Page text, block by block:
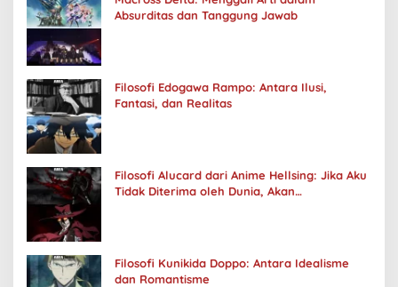
Absurditas dan Tanggung Jawab
Filosofi Edogawa Rampo: Antara Ilusi,
Fantasi, dan Realitas
Filosofi Alucard dari Anime Hellsing: Jika Aku
Tidak Diterima oleh Dunia, Akan
Filosofi Kunikida Doppo: Antara Idealisme
dan Romantisme